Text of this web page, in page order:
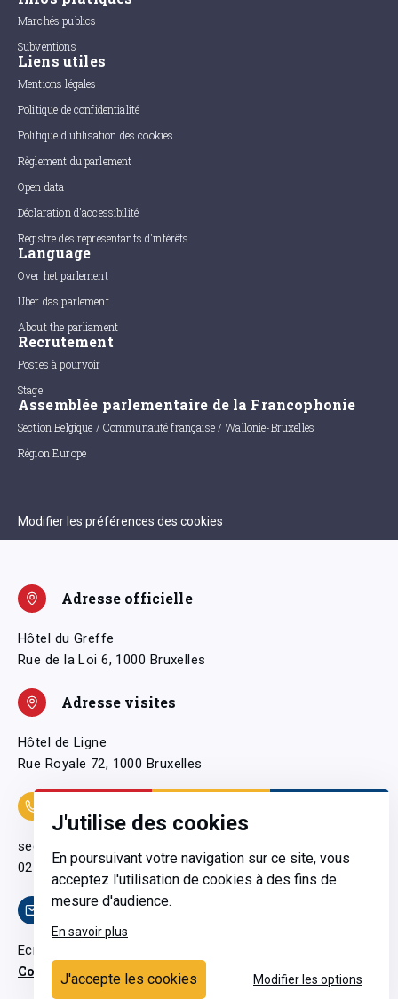
J'utilise des cookies
En poursuivant votre navigation sur ce site, vous
acceptez l'utilisation de cookies à des fins de
mesure d'audience.
En savoir plus
J'accepte les cookies Modifier les options
Marchés publics
Subventions
Liens utiles
Mentions légales
Politique de confidentialité
Politique d'utilisation des cookies
Règlement du parlement
Open data
Déclaration d'accessibilité
Registre des représentants d'intérêts
Language
Over het parlement
Uber das parlement
About the parliament
Recrutement
Postes à pourvoir
Stage
Assemblée parlementaire de la Francophonie
Section Belgique / Communauté française / Wallonie-Bruxelles
Région Europe
Modifier les préférences des cookies
Adresse officielle
Hôtel du Greffe
Rue de la Loi 6, 1000 Bruxelles
Adresse visites
Hôtel de Ligne
Rue Royale 72, 1000 Bruxelles
secretariatgeneral@pfwb.be
02 506 38 11
Contact
Ecrivez-nous
Contactez-nous